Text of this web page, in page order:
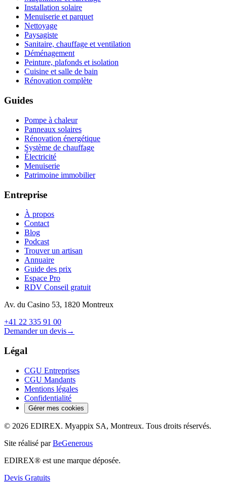
Installation solaire
Menuiserie et parquet
Nettoyage
Paysagiste
Sanitaire, chauffage et ventilation
Déménagement
Peinture, plafonds et isolation
Cuisine et salle de bain
Rénovation complète
Guides
Pompe à chaleur
Panneaux solaires
Rénovation énergétique
Système de chauffage
Électricité
Menuiserie
Patrimoine immobilier
Entreprise
À propos
Contact
Blog
Podcast
Trouver un artisan
Annuaire
Guide des prix
Espace Pro
RDV Conseil gratuit
Av. du Casino 53, 1820 Montreux
+41 22 335 91 00
Demander un devis→
Légal
CGU Entreprises
CGU Mandants
Mentions légales
Confidentialité
Gérer mes cookies
© 2026 EDIREX. Myappix SA, Montreux. Tous droits réservés.
Site réalisé par BeGenerous
EDIREX® est une marque déposée.
Devis Gratuits